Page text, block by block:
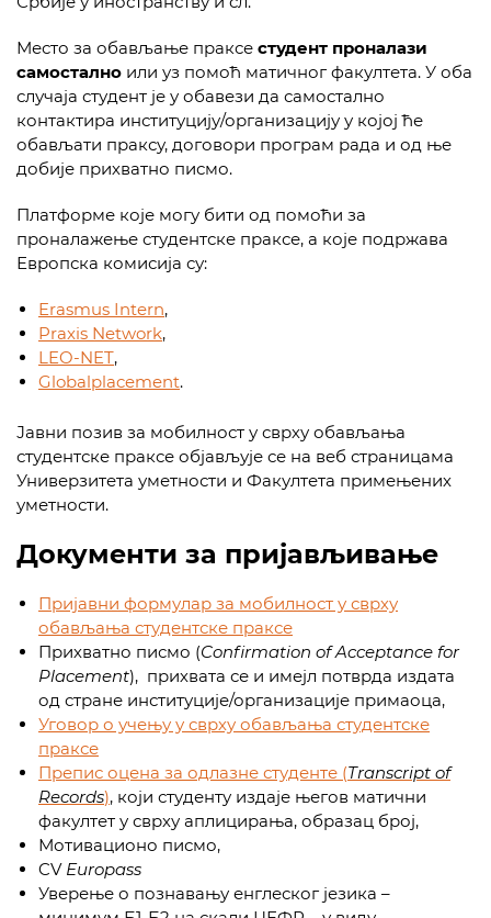
Место за обављање праксе студент проналази
самостално или уз помоћ матичног факултета. У оба
случаја студент је у обавези да самостално
контактира институцију/организацију у којој ће
обављати праксу, договори програм рада и од ње
добије прихватно писмо.
Платформе које могу бити од помоћи за
проналажење студентске праксе, а које подржава
Европска комисија су:
Erasmus Intern,
Praxis Network,
LEO-NET,
Globalplacement.
Јавни позив за мобилност у сврху обављања
студентске праксе објављује се на веб страницама
Универзитета уметности и Факултета примењених
уметности.
Документи за пријављивање
Пријавни формулар за мобилност у сврху
обављања студентске праксе
Прихватно писмо (Confirmation of Acceptance for
Placement), прихвата се и имејл потврда издата
од стране институције/организације примаоца,
Уговор о учењу у сврху обављања студентске
праксе
Препис оцена за одлазне студенте (Transcript of
Records), који студенту издаје његов матични
факултет у сврху аплицирања, образац број,
Мотивационо писмо,
CV Еuropass
Уверење о познавању енглеског језика –